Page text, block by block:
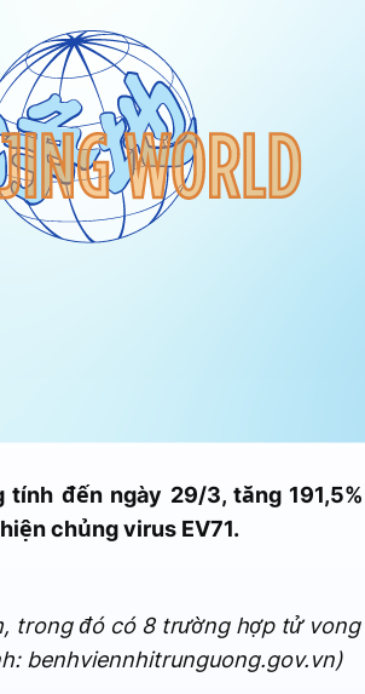
tính đến ngày 29/3, tăng
chủng virus EV71.
trong đó có 8 trường hợp tử
benhviennhitrunguong.gov.vn)